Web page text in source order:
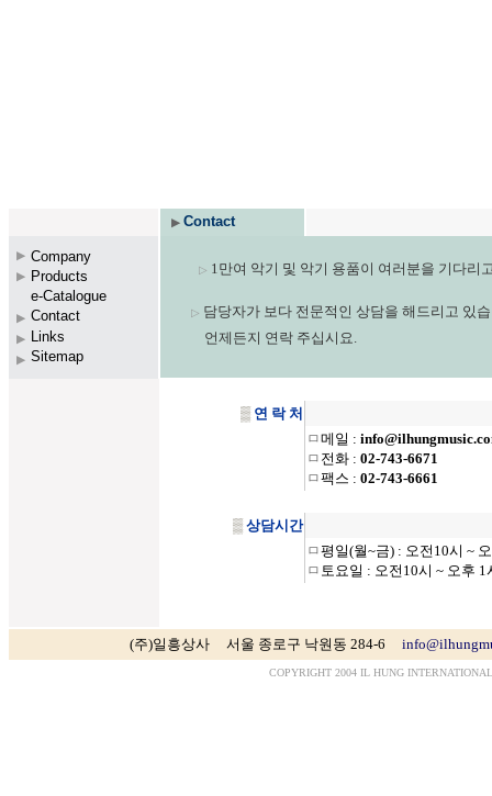
▶ Contact
▶
▶
▶
▶
▶
Company
Products
e-Catalogue
Contact
Links
Sitemap
▷ 1만여 악기 및 악기 용품이 여러분을 기다리
▷ 담당자가 보다 전문적인 상담을 해드리고 있
언제든지 연락 주십시요.
▒ 연 락 처
ㅁ메일 :
ㅁ 전화 : 02-743-6671
ㅁ팩스 : 02-743-6661
▒ 상담시간
ㅁ평일(월~금) : 오전10시 ~
ㅁ 토요일 : 오전10시 ~ 오후 1
(주)일흥상사 서울 종로구 낙원동 284-6
COPYRIGHT 2004 IL HUNG